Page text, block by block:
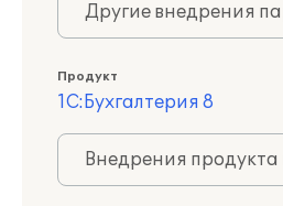
Другие внедрения
Продукт
1С:Бухгалтерия 8
Внедрения